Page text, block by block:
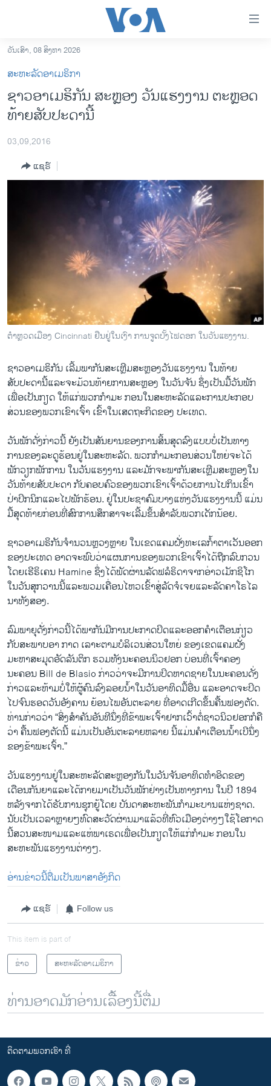
ເຂົ້າ
ຫາ
ຂ້າມ
ຂ້າມ
ຫາ
ອາເມຣິກາ
ຂ່າວ​ຈີນ
ໂລກ
ອິດສະຫຼະພາບດ້ານການຂ່າວ
ຊຸມຊົນຊາວລາວ
ວິທະຍາສາດ-ເທັກໂນໂລຈີ
ທຸລະກິດ
ພາສາອັງກິດ
ສຽງ
ລາຍການກະຈາຍສຽງ
ລາຍງານ
ຕິດຕາມພວກເຮົາ ທີ່
ພາສາຕ່າງໆ
ວັນເສົາ, 08 ສິງຫາ 2026
ສະຫະລັດອາເມຣິກາ
ຊາວອາເມຣິກັນ ສະຫຼອງ ວັນແຮງງານ ຕະຫຼອດ
ທ້າຍສັບປະດານີ້
03,09,2016
ແຊຣ໌
ຕຳຫຼວດເມືອງ Cincinnati ຢືນຢູ່ໃນເງົາ ການຈູດບັ້ງໄຟດອກ ໃນວັນແຮງງານ.
ຊາວ​ອາ​ເມຣິກັນ ເລີ້ມ​ພາກັນ​ສະ​ເຫຼີມສະຫຼອງວັນ​ແຮງ​ງານ ໃນ​ທ້າຍ​
ສັບປະດາ​ນີ້​ແລະຈະ​ມ້ວນທ້າຍ​ການ​ສະຫຼອງ ໃນ​ວັນ​ຈັນ ຊຶ່ງ​ເປັນມື້​ວັນພັກ ​
ເພື່ອ​ເປັນ​ກຽດ ​ໃຫ້​ແກ່​ພວກ​ກຳມະ ກອນ​ໃນ​ສະຫະລັດ​ແລະ​ການ​ປະກອບ​
ສ່ວນຂອງ​ພວກ​ເຂົາ​ເຈົ້າ​ ເຂົ້າ​ໃນ​ເສດຖະກິດ​ຂອງ ​ປະ​ເທດ.
ວັນ​ພັກ​ດັ່ງກ່າວນີ້​ ຍັງ​ເປັນ​ສັນຍານ​ຂອງ​ການສິ້ນສຸດ​ລົງ​ແບບ​ບໍ່​ເປັນ​ທາງ​
ການ​ຂອງລະດູ​ຮ້ອນ​ຢູ່​ໃນ​ສະຫະລັດ. ພວກ​ກຳມະກອນ​ສ່ວນ​ໃຫຍ່ຈະ​ໄດ້​
ພັກ​ວຽກ​ພັກ​ການ ​ໃນ​ວັນ​ແຮງ​ງານ ​ແລະ​ມັກ​ຈະ​ພາກັນ​ສະ​ເຫຼີມສະຫຼອງ​ໃນ​
ວັນ​ທ້າຍ​ສັບປະດາ ​ກັບຄອບຄົວ​ຂອງ​ພວກ​ເຂົາ​ເຈົ້າດ້ວຍ​ການ​ໄປ​ກິນ​ເຂົ້າ
ປ່າ​ປິກ​ນິກແລະ​ໄປ​ພັກ​ຮ້ອນ. ຢູ່​ໃນ​ປະຊາ​ຄົມ​ບາງ​ແຫ່ງວັນ​ແຮງ​ງານ​ນີ້ ​ແມ່ນ​
ມື້ສຸດ​ທ້າຍກ່ອນ​ທີ່​ສົກ​ການ​ສຶກສາຈະ​ເລີ້ມຂຶ້ນສຳລັບ​ພວກ​ເດັກນ້ອຍ.
ຊາວ​ອາ​ເມຣິກັນ​ຈຳນວນ​ຫຼວງຫຼາຍ ໃນ​ເຂດ​ແຄມ​ຝັ່ງ​ທະ​ເລ​ກ້ຳ​ຕາ​ເວັນ​ອອກ​
ຂອງ​ປະ​ເທດ ອາດ​ຈະ​ພົບ​ວ່າ​ແຜນການ​ຂອງ​ພວກ​ເຂົາ​ເຈົ້າ​ໄດ້​ຖືກ​ລົບ​ກວນ​
ໂດຍ​ເຮີຣິ​ເຄນ Hamine ຊຶ່ງ​ໄດ້​ພັດ​ຜ່ານ​ລັດ​ຟລໍຣິດາຈາກ​ອ່າວ​ເມັກ​ຊິ​ໂກ​
ໃນ​ວັນ​ສຸກ​ວານ​ນີ້​ແລະ​ພວມ​ເຄື່ອນ​ໄຫວ​ເຂົ້າສູ່​ລັດ​ຈໍ​ເຈຍ​ແລະ​ລັດ​ຄາ​ໂຣ​ໄລ​
ນາ​ທັງ​ສອງ.
ລົມ​ພາຍຸ​ດັ່ງກ່າວ​ນີ້ໄດ້​ພາກັນ​ມີ​ການ​ປະກາດ​ປິດ​ແລະ​ອອກ​ຄຳ​ເຕືອນ​ກ່ຽວ​
ກັບ​ສະພາບອາ ກາດ ​ເລາະ​ຕາມ​ບໍລິ​ເວນ​ສ່ວນ​ໃຫຍ່ ​ຂອງ​ເຂດ​ແຄມ​ຝັ່ງ​
ມະຫາ​ສະມຸດ​ອັດລັນ​ຕິກ ຮວມທັງ​ນະຄອນ​ນິວຢອກ ບ່ອນ​ທີ່​ເຈົ້າຄອງ​
ນະຄອນ Bill de Blasio ກ່າວ​ວ່າຈະ​ມີ​ການ​ປິດຫາດ​ຊາຍໃນ​ນະຄອນ​ດັ່ງ
ກ່າວ​ແລະ​ຫ້າມ​ບໍ່​ໃຫ້​ຜູ້​ຄົນ​ລົງ​ລອຍ​ນ້ຳ​ໃນ​ວັນ​ອາທິດ​ມື້ອື່ນ​ ​ແລະ​ອາດ​ຈະ​ປິດ​
ໄປ​ຈົນ​ຮອດ​ວັນ​ອັງຄານ ຍ້ອນ​ໄພ​ອັນຕະລາຍ ​ທີ່​ອາດ​ເກີດ​ຂຶ້ນຄື້ນ​ຟອງ​ຕັດ.
ທ່ານ​ກ່າວ​ວ່າ “ສິ່ງ​ສຳຄັນ​ອັນ​ທີ​ນຶ່ງ​ທີ່​ຂ້າພະ​ເຈົ້າຢາກ​ເວົ້າຕໍ່​ຊາວ​ນິວຢອກ​ກໍ​ຄື​
ວ່າ ຄື້ນຟອງ​ຕັດ​ນີ້ ແມ່ນ​ເປັນ​ອັນຕະລາຍ​ຫລາຍ ນີ້​ແມ່ນ​ຄຳ​ເຕືອນ​ນ້ຳ​ເບີ​ນຶ່ງ​
ຂອງ​ຂ້າພະ​ເຈົ້າ.”
ວັນ​ແຮງ​ງານ​ຢູ່​ໃນ​ສະຫະລັດສະຫຼອງກັນ​ໃນ​ວັນ​ຈັນ​ອາທິດ​ທຳ​ອິດ​ຂອງ​
ເດືອນກັນຍາ​ແລະ​ໄດ້​ກາຍ​ມາ​ເປັນ​ວັນພັກ​ຢ່າງ​ເປັນ​ທາງ​ການ​ ໃນ​ປີ 1894
ຫລັງ​ຈາກ​ໄດ້​ຮັບ​ການ​ຊຸກຍູ້​ໂດຍ ບັນດາ​ສະຫະພັນ​ກຳມະບານ​ແຫ່ງ​ຊາດ.
ນັບ​ເປັນ​ເວລາ​ຫຼາຍໆທົດ​ສະວັດ​ຜ່ານ​ມາ​ແລ້ວ​ທີ່​ຫົວ​ເມືອງ​ຕ່າງໆ​ໃຊ້​ໂອກາດ​
ນີ້ສວນ​ສະໜາມແລະ​ແຫ່​ພາ​ເຣດ​ເພື່ອ​ເປັນ​ກຽດ​ໃຫ້​ແກ່​ກຳມະ ກອນ​ໃນ​
ສະຫະພັນ​ແຮງ​ງານ​ຕ່າງໆ.
ອ່ານຂ່າວນີ້ຕື່ມເປັນພາສາອັງກິດ
ແຊຣ໌ Follow us
This item is part of
ຂ່າວ
ສະຫະລັດອາເມຣິກາ
ທ່ານອາດມັກອ່ານເລື້ອງນີ້ຕື່ມ
ຕິດຕາມພວກເຮົາ ທີ່